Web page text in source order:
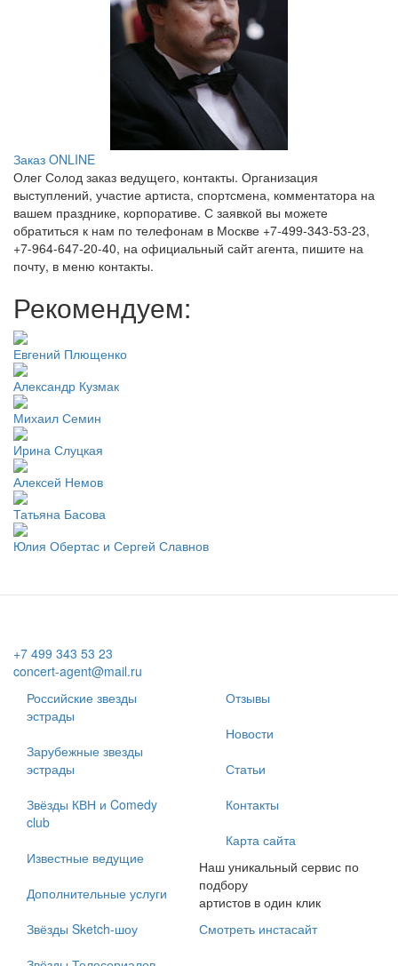
Заказ ONLINE
Олег Солод заказ ведущего, контакты. Организация
выступлений, участие артиста, спортсмена, комментатора на
вашем празднике, корпоративе. С заявкой вы можете
обратиться к нам по телефонам в Москве +7-499-343-53-23,
+7-964-647-20-40, на официальный сайт агента, пишите на
почту, в меню контакты.
Рекомендуем:
Евгений Плющенко
Александр Кузмак
Михаил Семин
Ирина Слуцкая
Алексей Немов
Татьяна Басова
Юлия Обертас и Сергей Славнов
+7 499 343 53 23
concert-agent@mail.ru
Российские звезды
эстрады
Зарубежные звезды
эстрады
Звёзды КВН и Comedy
club
Известные ведущие
Дополнительные услуги
Звёзды Sketch-шоу
Отзывы
Новости
Статьи
Контакты
Карта сайта
Наш уникальный сервис по
подбору
артистов в один клик
Смотреть инстасайт